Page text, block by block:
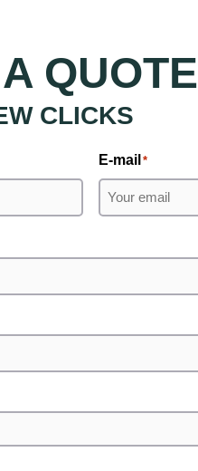
QUOTE
CLICKS
E-mail *